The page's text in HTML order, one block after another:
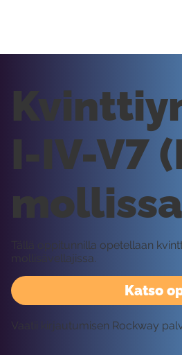
Katso
I-IV-V7
Tällä oppitunnilla opetellaan
mollisävellajissa.
Vaatii kirjautumisen Rockway